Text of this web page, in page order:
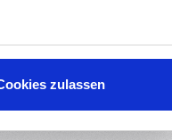
zulassen
Bei dem hier